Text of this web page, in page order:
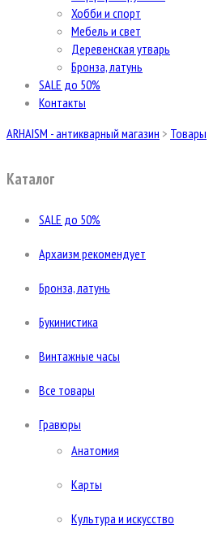
Хобби и спорт
Мебель и свет
Деревенская утварь
Бронза, латунь
SALE до 50%
Контакты
ARHAISM - антикварный магазин > Товары
Каталог
SALE до 50%
Архаизм рекомендует
Бронза, латунь
Букинистика
Винтажные часы
Все товары
Гравюры
Анатомия
Карты
Культура и искусство